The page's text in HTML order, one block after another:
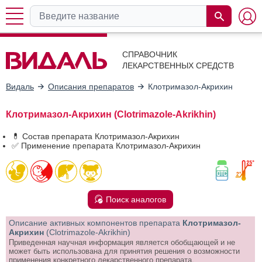
СПРАВОЧНИК
ЛЕКАРСТВЕННЫХ СРЕДСТВ
Видаль Описания препаратов Клотримазол-Акрихин
Клотримазол-Акрихин (Clotrimazole-Akrikhin)
💊 Состав препарата Клотримазол-Акрихин
✅ Применение препарата Клотримазол-Акрихин
Поиск аналогов
Описание активных компонентов препарата Клотримазол-
Акрихин (Clotrimazole-Akrikhin)
Приведенная научная информация является обобщающей и не
может быть использована для принятия решения о возможности
применения конкретного лекарственного препарата.